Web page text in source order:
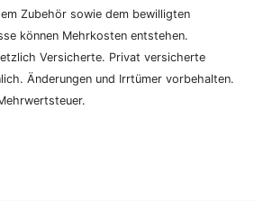
Zubehör sowie dem bewilligten
können Mehrkosten entstehen.
Versicherte. Privat versicherte
Änderungen und Irrtümer vorbehalten.